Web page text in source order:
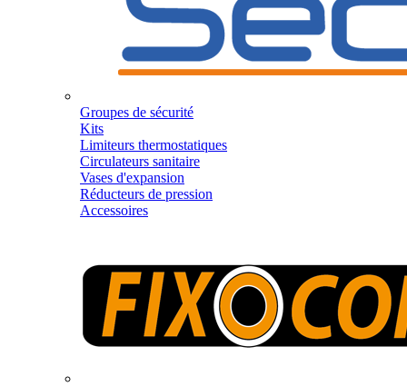
Groupes de sécurité
Kits
Limiteurs thermostatiques
Circulateurs sanitaire
Vases d'expansion
Réducteurs de pression
Accessoires